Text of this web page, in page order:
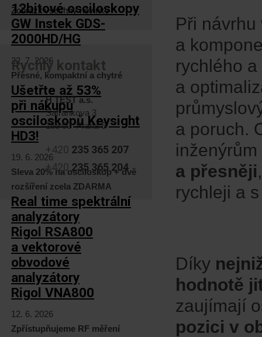
Při
a
rychlého
a
a poruch.
a přesněji
rychleji a
Díky
hodnotě
zaujímají
pozici v
12bitové osciloskopy
GW Instek GDS-
2000HD/HG
22. 7. 2026
Přesné, kompaktní a chytré
Ušetřte až 53%
při nákupu
osciloskopů Keysight
HD3!
19. 6. 2026
Sleva 20% na osciloskop + dvě
rozšíření zcela ZDARMA
Real time spektrální
analyzátory
Rigol RSA800
a vektorové
obvodové
analyzátory
Rigol VNA800
12. 6. 2026
Zpřístupňujeme RF měření
Zobrazit všechny novinky
Rychlý kontakt
H TEST a.s.
Šafránkova 3
155 00 Praha 5
+420 235 365 207
+420 235 365 204